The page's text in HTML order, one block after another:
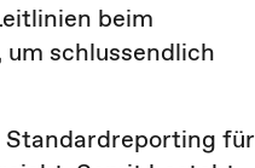
beim
schlussendlich
Standardreporting für